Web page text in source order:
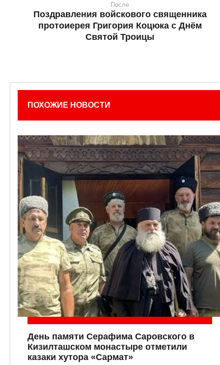
После
Поздравления войскового священника
протоиерея Григория Коцюка с Днём
Святой Троицы
ПОХОЖИЕ НОВОСТИ
День памяти Серафима Саровского в
Кизилташском монастыре отметили
казаки хутора «Сармат»